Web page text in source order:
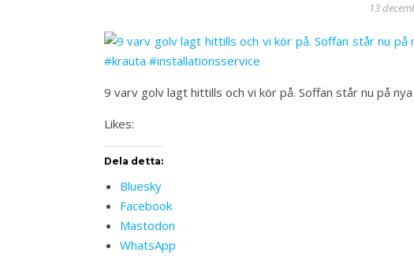
13
9 varv golv lagt hittills och vi kör på. Soffan står nu på
Likes:
Dela detta:
Bluesky
Facebook
Mastodon
WhatsApp